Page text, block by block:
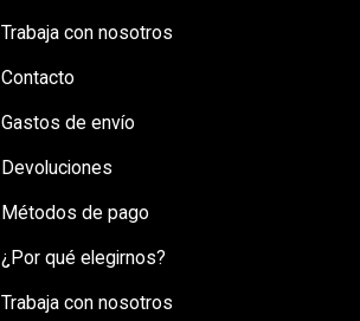
Trabaja con nosotros
Contacto
Gastos de envío
Devoluciones
Métodos de pago
¿Por qué elegirnos?
Trabaja con nosotros